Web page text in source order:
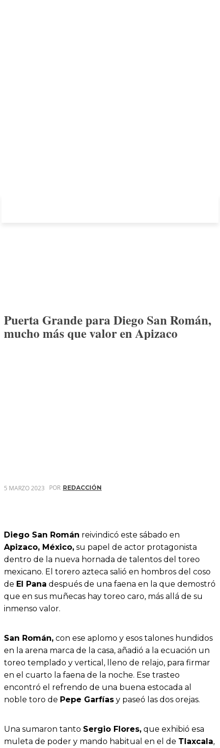
Puerta Grande para Diego San Román,
mucho más que valor en Apizaco
5 MARZO 2023 POR REDACCIÓN
Diego San Román reivindicó este sábado en
Apizaco, México, su papel de actor protagonista
dentro de la nueva hornada de talentos del toreo
mexicano. El torero azteca salió en hombros del coso
de El Pana después de una faena en la que demostró
que en sus muñecas hay toreo caro, más allá de su
inmenso valor.
San Román, con ese aplomo y esos talones hundidos
en la arena marca de la casa, añadió a la ecuación un
toreo templado y vertical, lleno de relajo, para firmar
en el cuarto la faena de la noche. Ese trasteo
encontró el refrendo de una buena estocada al
noble toro de Pepe Garfías y paseó las dos orejas.
Una sumaron tanto Sergio Flores, que exhibió esa
muleta de poder y mando habitual en el de Tlaxcala,